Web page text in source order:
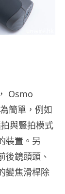
Osmo
簡單，例如
與豎拍模式
裝置。另
後鏡頭頭、
變焦滑桿除